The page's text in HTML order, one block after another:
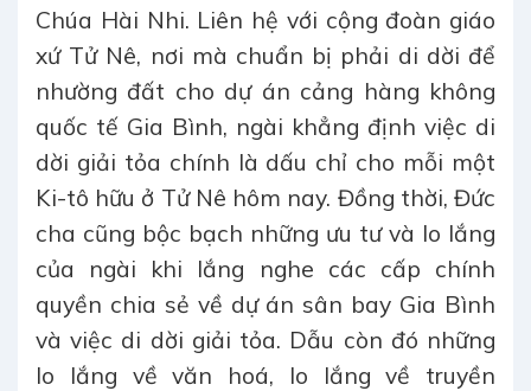
Chúa Hài Nhi. Liên hệ với cộng đoàn giáo
xứ Tử Nê, nơi mà chuẩn bị phải di dời để
nhường đất cho dự án cảng hàng không
quốc tế Gia Bình, ngài khẳng định việc di
dời giải tỏa chính là dấu chỉ cho mỗi một
Ki-tô hữu ở Tử Nê hôm nay. Đồng thời, Đức
cha cũng bộc bạch những ưu tư và lo lắng
của ngài khi lắng nghe các cấp chính
quyền chia sẻ về dự án sân bay Gia Bình
và việc di dời giải tỏa. Dẫu còn đó những
lo lắng về văn hoá, lo lắng về truyền